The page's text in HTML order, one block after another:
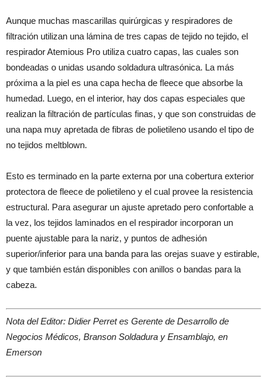
Aunque muchas mascarillas quirúrgicas y respiradores de
filtración utilizan una lámina de tres capas de tejido no tejido, el
respirador Atemious Pro utiliza cuatro capas, las cuales son
bondeadas o unidas usando soldadura ultrasónica. La más
próxima a la piel es una capa hecha de fleece que absorbe la
humedad. Luego, en el interior, hay dos capas especiales que
realizan la filtración de partículas finas, y que son construidas de
una napa muy apretada de fibras de polietileno usando el tipo de
no tejidos meltblown.
Esto es terminado en la parte externa por una cobertura exterior
protectora de fleece de polietileno y el cual provee la resistencia
estructural. Para asegurar un ajuste apretado pero confortable a
la vez, los tejidos laminados en el respirador incorporan un
puente ajustable para la nariz, y puntos de adhesión
superior/inferior para una banda para las orejas suave y estirable,
y que también están disponibles con anillos o bandas para la
cabeza.
Nota del Editor: Didier Perret es Gerente de Desarrollo de
Negocios Médicos, Branson Soldadura y Ensamblajo, en
Emerson